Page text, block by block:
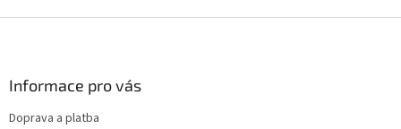
Informace pro vás
Doprava a platba